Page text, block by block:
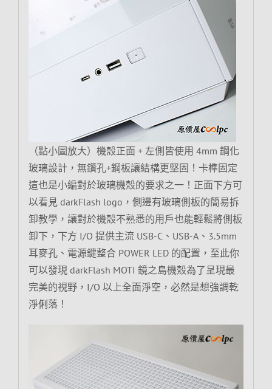
（點小圖放大）機殼正面 + 左側皆使用 4mm 鋼化
玻璃設計，無鑽孔+鋼板讓結構更堅固！卡榫固定
這也是小編對於玻璃機殼的要求之一！正面下方可
以看見 darkFlash logo，側邊有玻璃側板的簡易拆
卸教學，讓對於機殼不熟悉的用戶也能輕鬆將側板
卸下，下方 I/O 提供主流 USB-C、USB-A、3.5mm
耳麥孔、電源鍵整合 POWER LED 的配置，至此你
可以發現 darkFlash MOTI 鏡之島機殼為了呈現最
完美的視野，I/O 以上全面淨空，必然是想強調乾
淨俐落！